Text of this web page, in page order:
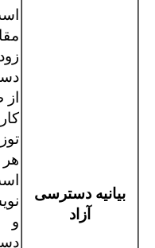
بیانیه دسترسی
آزاد
و